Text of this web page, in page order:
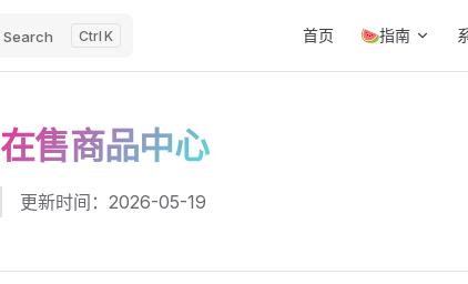
Search K 首页 🍉指南
在售商品中心
更新时间：2026-05-19